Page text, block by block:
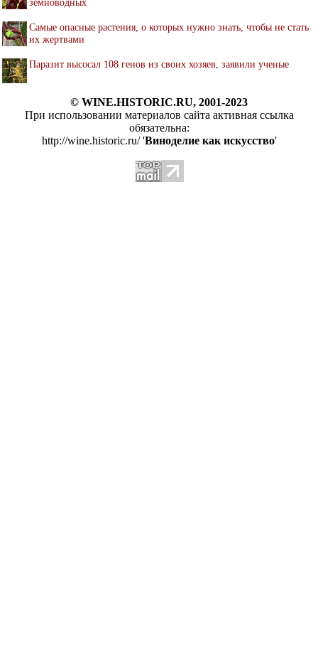
Самые опасные растения, о которых нужно знать, чтобы не стать
их жертвами
Паразит высосал 108 генов из своих хозяев, заявили ученые
© WINE.HISTORIC.RU, 2001-2023
При использовании материалов сайта активная ссылка
обязательна:
http://wine.historic.ru/ 'Виноделие как искусство'